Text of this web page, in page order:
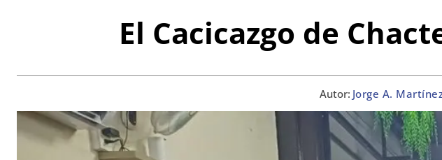
El Cacicazgo de
Autor: Jorge A.